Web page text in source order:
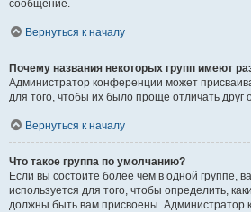
сообщение.
Вернуться к началу
Почему названия некоторых групп имеют
Администратор конференции может
для того, чтобы их было проще отличать друг
Вернуться к началу
Что такое группа по умолчанию?
Если вы состоите более чем в одной группе,
используется для того, чтобы определить,
должны быть вам присвоены. Администратор